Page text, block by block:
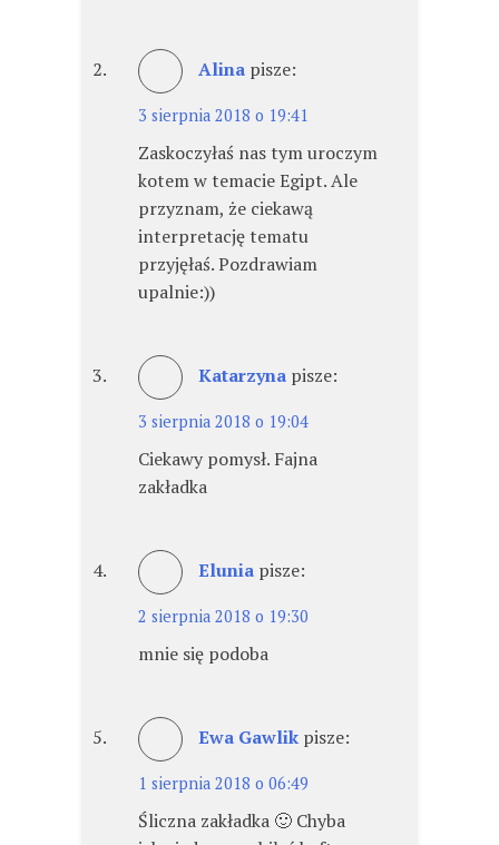
Alina pisze:
3 sierpnia 2018 o 19:41
Zaskoczyłaś nas tym uroczym
kotem w temacie Egipt. Ale
przyznam, że ciekawą
interpretację tematu
przyjęłaś. Pozdrawiam
upalnie:))
Katarzyna pisze:
3 sierpnia 2018 o 19:04
Ciekawy pomysł. Fajna
zakładka
Elunia pisze:
2 sierpnia 2018 o 19:30
mnie się podoba
Ewa Gawlik pisze:
1 sierpnia 2018 o 06:49
Śliczna zakładka 🙂 Chyba